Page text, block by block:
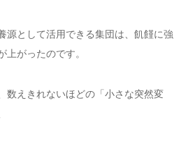
源として活用できる集団は、飢饉に強
上がったのです。
数えきれないほどの「小さな突然変